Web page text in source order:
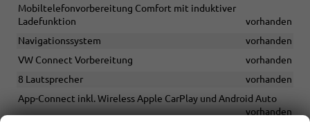
Mobiltelefonvorbereitung Comfort mit induktiver
Ladefunktion
vorhanden
Navigationssystem
vorhanden
VW Connect Vorbereitung
vorhanden
8 Lautsprecher
vorhanden
App-Connect inkl. Wireless Apple CarPlay und Android Auto
vorhanden